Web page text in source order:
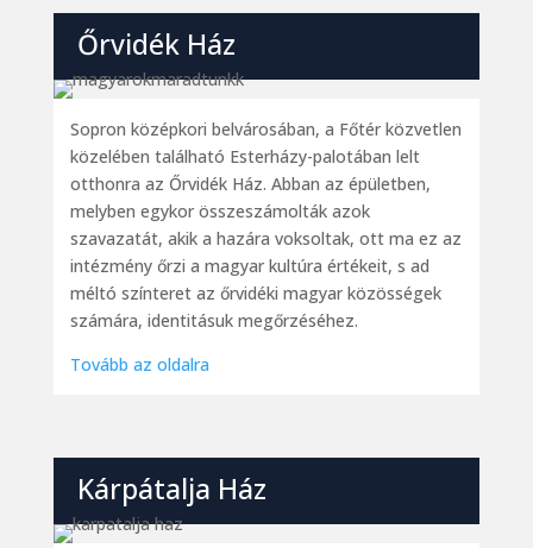
Őrvidék Ház
Sopron középkori belvárosában, a Főtér közvetlen
közelében található Esterházy-palotában lelt
otthonra az Őrvidék Ház. Abban az épületben,
melyben egykor összeszámolták azok
szavazatát, akik a hazára voksoltak, ott ma ez az
intézmény őrzi a magyar kultúra értékeit, s ad
méltó színteret az őrvidéki magyar közösségek
számára, identitásuk megőrzéséhez.
Tovább az oldalra
Kárpátalja Ház